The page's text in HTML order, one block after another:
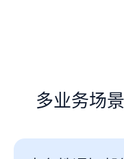
多业务场